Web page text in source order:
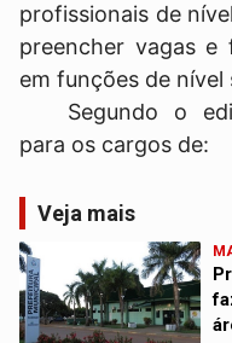
profissionais de
preencher vagas e
em funções de nível
Segundo o
para os cargos de:
Veja mais